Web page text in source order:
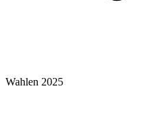
Wahlen 2025